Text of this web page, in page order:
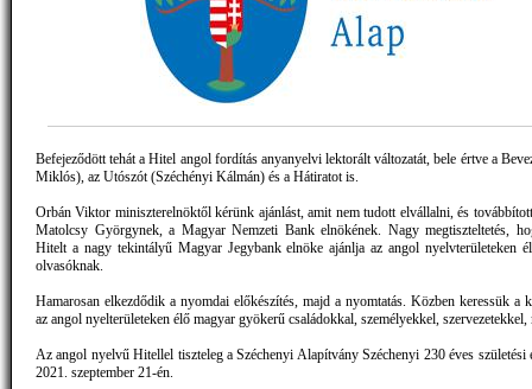
Befejeződött tehát a Hitel angol fordítás anyanyelvi lektorált változatát, bele értve a
Miklós), az Utószót (Széchényi Kálmán) és a Hátiratot is.
Orbán Viktor miniszterelnöktől kérünk ajánlást, amit nem tudott elvállalni, és
Matolcsy Györgynek, a Magyar Nemzeti Bank elnökének. Nagy megtiszteltetés,
Hitelt a nagy tekintályű Magyar Jegybank elnöke ajánlja az angol nyelvterületeken
olvasóknak.
Hamarosan elkezdődik a nyomdai előkészítés, majd a nyomtatás. Közben keressük a
az angol nyelterületeken élő magyar gyökerű családokkal, személyekkel, szervezetekkel,
Az angol nyelvű Hitellel tiszteleg a Széchenyi Alapítvány Széchenyi 230 éves születési
2021. szeptember 21-én.